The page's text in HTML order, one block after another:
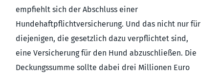
empfiehlt sich der Abschluss einer
Hundehaftpflichtversicherung. Und das nicht nur für
diejenigen, die gesetzlich dazu verpflichtet sind,
eine Versicherung für den Hund abzuschließen. Die
Deckungssumme sollte dabei drei Millionen Euro